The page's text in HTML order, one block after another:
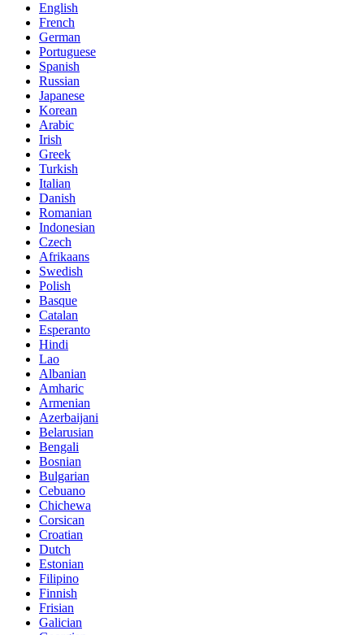
English
French
German
Portuguese
Spanish
Russian
Japanese
Korean
Arabic
Irish
Greek
Turkish
Italian
Danish
Romanian
Indonesian
Czech
Afrikaans
Swedish
Polish
Basque
Catalan
Esperanto
Hindi
Lao
Albanian
Amharic
Armenian
Azerbaijani
Belarusian
Bengali
Bosnian
Bulgarian
Cebuano
Chichewa
Corsican
Croatian
Dutch
Estonian
Filipino
Finnish
Frisian
Galician